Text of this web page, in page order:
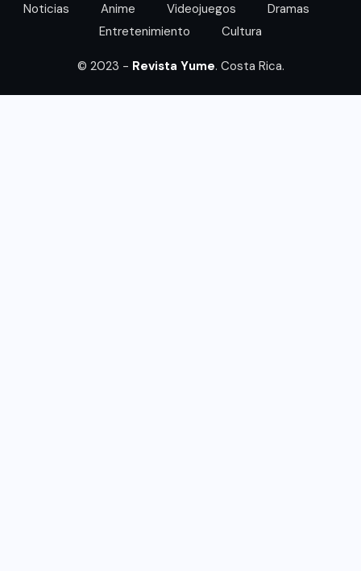
Noticias Anime Videojuegos
Dramas
Entretenimiento
Cultura
© 2023 - Revista Yume. Costa Rica.